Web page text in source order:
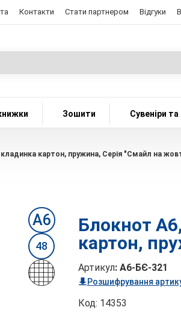
Контакти Стати партнером Відгуки
Зошити Сувеніри
картон, пружина, Серія "Смайл на
А6
48
Блокнот
картон,
Артикул: А6-БЄ-321
Розшифрування
Код: 14353